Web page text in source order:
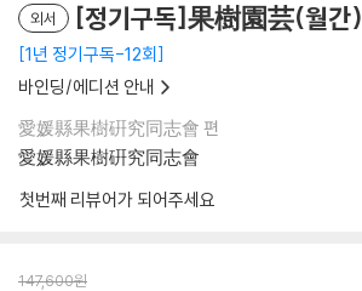
외서 [정기구독]果樹園芸(월간)
1년 정기구독-12회
바인딩/에디션 안내
愛媛縣果樹硏究同志會 편
愛媛縣果樹硏究同志會
첫번째 리뷰어가 되어주세요
147,600원